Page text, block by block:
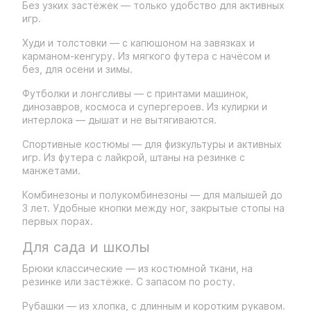
Без узких застёжек — только удобство для активных
игр.
Худи и толстовки — с капюшоном на завязках и
карманом-кенгуру. Из мягкого футера с начёсом и
без, для осени и зимы.
Футболки и лонгсливы — с принтами машинок,
динозавров, космоса и супергероев. Из кулирки и
интерлока — дышат и не вытягиваются.
Спортивные костюмы — для физкультуры и активных
игр. Из футера с лайкрой, штаны на резинке с
манжетами.
Комбинезоны и полукомбинезоны — для малышей до
3 лет. Удобные кнопки между ног, закрытые стопы на
первых порах.
Для сада и школы
Брюки классические — из костюмной ткани, на
резинке или застёжке. С запасом по росту.
Рубашки — из хлопка, с длинным и коротким рукавом.